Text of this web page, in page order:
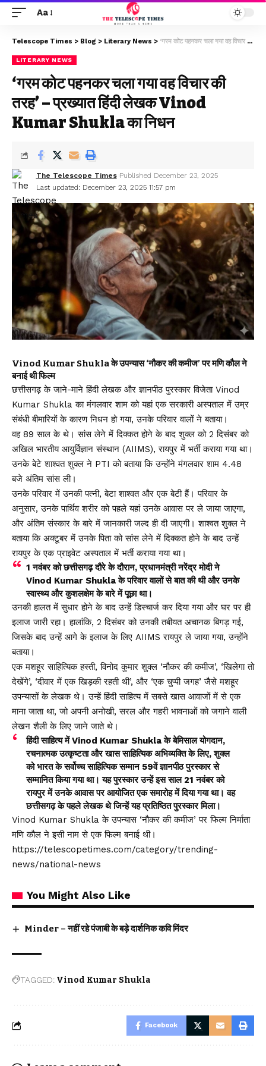
Aa
Telescope Times > Blog > Literary News > ‘गरम कोट पहनकर चला गया वह विचार की तरह’ – प्रख्यात हिंदी लेखक Vinod Kumar Shukla का निधन
LITERARY NEWS
‘गरम कोट पहनकर चला गया वह विचार की
तरह’ – प्रख्यात हिंदी लेखक Vinod
Kumar Shukla का निधन
Last updated: December 23, 2025 11:57 pm
The Telescope Times Published December 23, 2025
Vinod Kumar Shukla के उपन्यास ‘नौकर की कमीज’ पर मणि कौल ने
बनाई थी फिल्म
छत्तीसगढ़ के जाने-माने हिंदी लेखक और ज्ञानपीठ पुरस्कार विजेता Vinod
Kumar Shukla का मंगलवार शाम को यहां एक सरकारी अस्पताल में उम्र
संबंधी बीमारियों के कारण निधन हो गया, उनके परिवार वालों ने बताया।
वह 89 साल के थे। सांस लेने में दिक्कत होने के बाद शुक्ल को 2 दिसंबर को
अखिल भारतीय आयुर्विज्ञान संस्थान (AIIMS), रायपुर में भर्ती कराया गया था।
उनके बेटे शाश्वत शुक्ल ने PTI को बताया कि उन्होंने मंगलवार शाम 4.48
बजे अंतिम सांस ली।
उनके परिवार में उनकी पत्नी, बेटा शाश्वत और एक बेटी हैं। परिवार के
अनुसार, उनके पार्थिव शरीर को पहले यहां उनके आवास पर ले जाया जाएगा,
और अंतिम संस्कार के बारे में जानकारी जल्द ही दी जाएगी। शाश्वत शुक्ल ने
बताया कि अक्टूबर में उनके पिता को सांस लेने में दिक्कत होने के बाद उन्हें
रायपुर के एक प्राइवेट अस्पताल में भर्ती कराया गया था।
1 नवंबर को छत्तीसगढ़ दौरे के दौरान, प्रधानमंत्री नरेंद्र मोदी ने
Vinod Kumar Shukla के परिवार वालों से बात की थी और उनके
स्वास्थ्य और कुशलक्षेम के बारे में पूछा था।
उनकी हालत में सुधार होने के बाद उन्हें डिस्चार्ज कर दिया गया और घर पर ही
इलाज जारी रहा। हालांकि, 2 दिसंबर को उनकी तबीयत अचानक बिगड़ गई,
जिसके बाद उन्हें आगे के इलाज के लिए AIIMS रायपुर ले जाया गया, उन्होंने
बताया।
एक मशहूर साहित्यिक हस्ती, विनोद कुमार शुक्ल ‘नौकर की कमीज’, ‘खिलेगा तो
देखेंगे’, ‘दीवार में एक खिड़की रहती थी’, और ‘एक चुप्पी जगह’ जैसे मशहूर
उपन्यासों के लेखक थे। उन्हें हिंदी साहित्य में सबसे खास आवाजों में से एक
माना जाता था, जो अपनी अनोखी, सरल और गहरी भावनाओं को जगाने वाली
लेखन शैली के लिए जाने जाते थे।
हिंदी साहित्य में Vinod Kumar Shukla के बेमिसाल योगदान,
रचनात्मक उत्कृष्टता और खास साहित्यिक अभिव्यक्ति के लिए, शुक्ल
को भारत के सर्वोच्च साहित्यिक सम्मान 59वें ज्ञानपीठ पुरस्कार से
सम्मानित किया गया था। यह पुरस्कार उन्हें इस साल 21 नवंबर को
रायपुर में उनके आवास पर आयोजित एक समारोह में दिया गया था। वह
छत्तीसगढ़ के पहले लेखक थे जिन्हें यह प्रतिष्ठित पुरस्कार मिला।
Vinod Kumar Shukla के उपन्यास ‘नौकर की कमीज’ पर फिल्म निर्माता
मणि कौल ने इसी नाम से एक फिल्म बनाई थी।
https://telescopetimes.com/category/trending-
news/national-news
You Might Also Like
Minder – नहीं रहे पंजाबी के बड़े दार्शनिक कवि मिंदर
TAGGED: Vinod Kumar Shukla
Facebook